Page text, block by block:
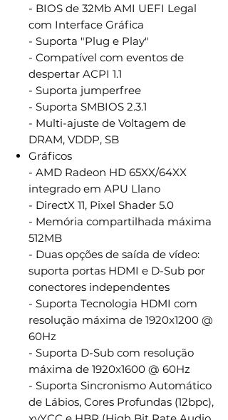
- BIOS de 32Mb AMI UEFI Legal
com Interface Gráfica
- Suporta "Plug e Play"
- Compatível com eventos de
despertar ACPI 1.1
- Suporta jumperfree
- Suporta SMBIOS 2.3.1
- Multi-ajuste de Voltagem de
DRAM, VDDP, SB
Gráficos
- AMD Radeon HD 65XX/64XX
integrado em APU Llano
- DirectX 11, Pixel Shader 5.0
- Memória compartilhada máxima
512MB
- Duas opções de saída de vídeo:
suporta portas HDMI e D-Sub por
conectores independentes
- Suporta Tecnologia HDMI com
resolução máxima de 1920x1200 @
60Hz
- Suporta D-Sub com resolução
máxima de 1920x1600 @ 60Hz
- Suporta Sincronismo Automático
de Lábios, Cores Profundas (12bpc),